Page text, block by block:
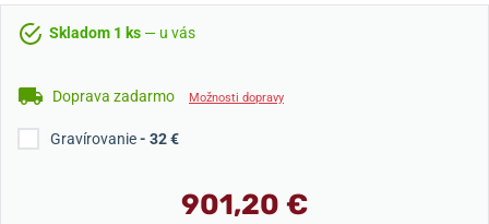
Skladom 1 ks — u vás
Doprava zadarmo Možnosti dopravy
Gravírovanie- 32 €
901,20 €